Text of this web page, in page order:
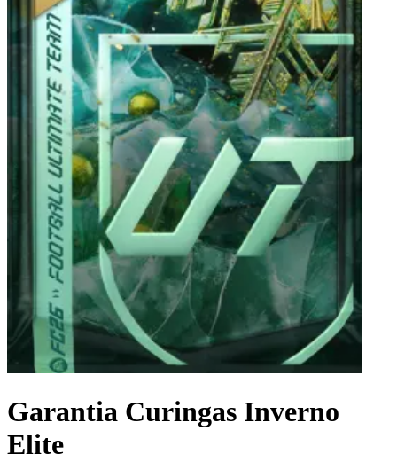
Garantia Curingas Inverno
Elite